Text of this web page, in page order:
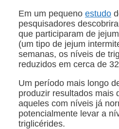
Em um pequeno estudo
pesquisadores
que participaram de
(um tipo de jejum
semanas, os níveis de
reduzidos em cerca de
Um período mais longo
produzir resultados mais
aqueles com níveis já
potencialmente levar a
triglicérides.